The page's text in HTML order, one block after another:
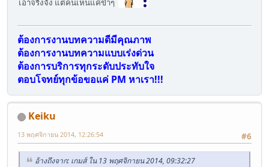
เอาจริงจัง แต่คนเห็นแค่ขำๆ
ต้องการงานบทความดีมีคุณภาพ
ต้องการงานบทความแบบเร่งด่วน
ต้องการบริการทุกระดับประทับใจ
ตอบโจทย์ทุกข้อขอแค่ PM หาเรา!!!
Keiku
#6
13 พฤศจิกายน 2014, 12:26:54
อ้างถึงจาก: เกมส์ ใน 13 พฤศจิกายน 2014, 09:32:27